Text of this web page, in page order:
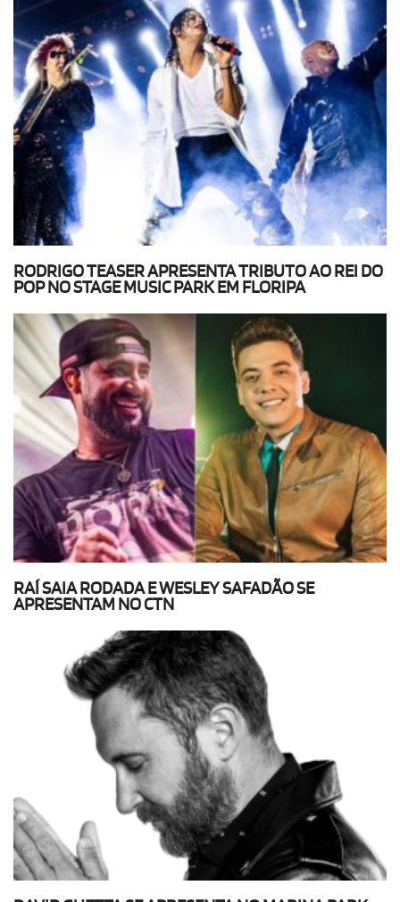
RODRIGO TEASER APRESENTA TRIBUTO AO REI DO
POP NO STAGE MUSIC PARK EM FLORIPA
RAÍ SAIA RODADA E WESLEY SAFADÃO SE
APRESENTAM NO CTN